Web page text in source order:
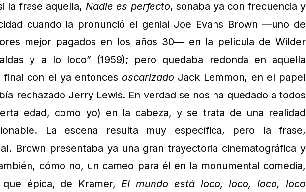
la frase aquella, Nadie es perfecto, sonaba ya con frecuencia y
cuando la pronunció el genial Joe Evans Brown —uno de
mejor pagados en los años 30— en la película de Wilder
y a lo loco” (1959); pero quedaba redonda en aquella
final con el ya entonces oscarizado Jack Lemmon, en el papel
rechazado Jerry Lewis. En verdad se nos ha quedado a todos
edad, como yo) en la cabeza, y se trata de una realidad
La escena resulta muy específica, pero la frase,
Brown presentaba ya una gran trayectoria cinematográfica y
cómo no, un cameo para él en la monumental comedia,
que épica, de Kramer, El mundo está loco, loco, loco, loco